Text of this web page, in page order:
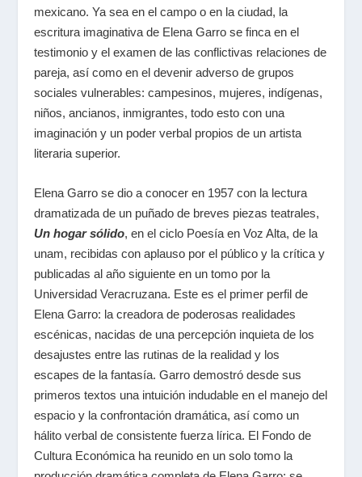
mexicano. Ya sea en el campo o en la ciudad, la
escritura imaginativa de Elena Garro se finca en el
testimonio y el examen de las conflictivas relaciones de
pareja, así como en el devenir adverso de grupos
sociales vulnerables: campesinos, mujeres, indígenas,
niños, ancianos, inmigrantes, todo esto con una
imaginación y un poder verbal propios de un artista
literaria superior.
Elena Garro se dio a conocer en 1957 con la lectura
dramatizada de un puñado de breves piezas teatrales,
Un hogar sólido, en el ciclo Poesía en Voz Alta, de la
unam, recibidas con aplauso por el público y la crítica y
publicadas al año siguiente en un tomo por la
Universidad Veracruzana. Este es el primer perfil de
Elena Garro: la creadora de poderosas realidades
escénicas, nacidas de una percepción inquieta de los
desajustes entre las rutinas de la realidad y los
escapes de la fantasía. Garro demostró desde sus
primeros textos una intuición indudable en el manejo del
espacio y la confrontación dramática, así como un
hálito verbal de consistente fuerza lírica. El Fondo de
Cultura Económica ha reunido en un solo tomo la